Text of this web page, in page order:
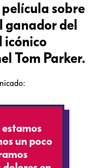
sobre
ganador del
icónico
Tom Parker.
un poco